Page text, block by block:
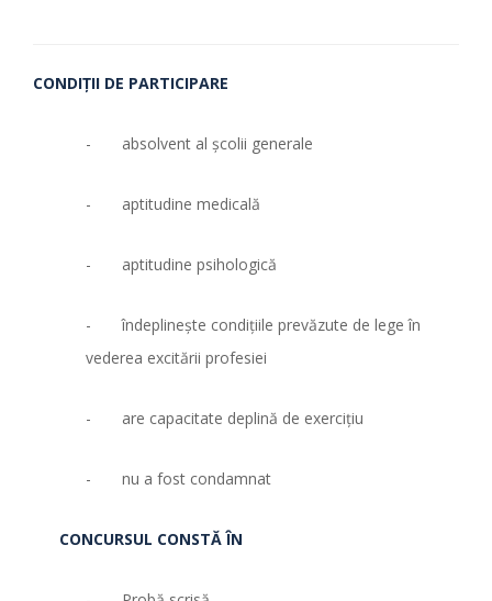
CONDIŢII DE PARTICIPARE
- absolvent al şcolii generale
- aptitudine medicală
- aptitudine psihologică
- îndeplineşte condiţiile prevăzute de lege în
vederea excitării profesiei
- are capacitate deplină de exerciţiu
- nu a fost condamnat
CONCURSUL CONSTĂ ÎN